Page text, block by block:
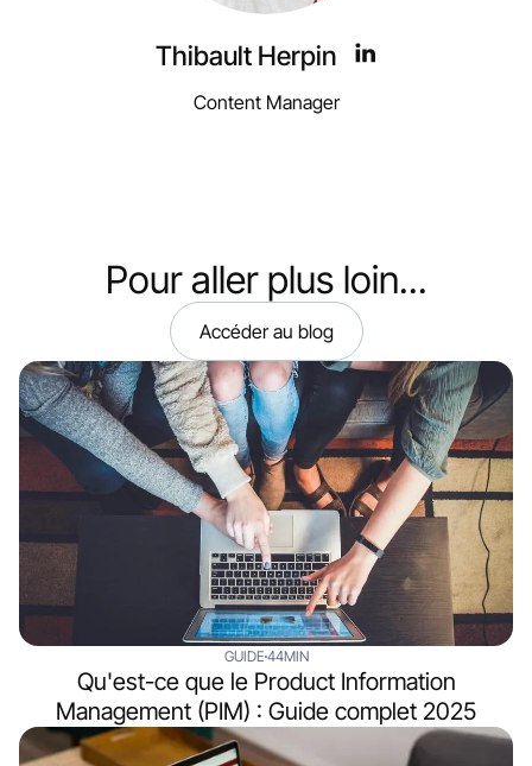
Thibault Herpin
Content Manager
Pour aller plus loin...
Accéder au blog
GUIDE44MIN
Qu'est-ce que le Product Information
Management (PIM) : Guide complet 2025